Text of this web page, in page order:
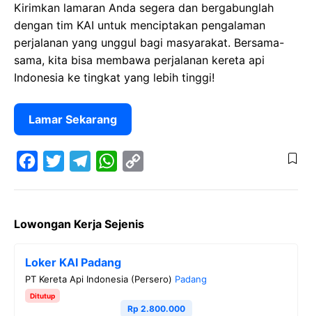
Kirimkan lamaran Anda segera dan bergabunglah
dengan tim KAI untuk menciptakan pengalaman
perjalanan yang unggul bagi masyarakat. Bersama-
sama, kita bisa membawa perjalanan kereta api
Indonesia ke tingkat yang lebih tinggi!
Lamar Sekarang
c
i
t
e
r
l
g
r
a
s
A
p
i
n
Lowongan Kerja Sejenis
Loker KAI Padang
PT Kereta Api Indonesia (Persero) Padang
Ditutup
Rp 2.800.000